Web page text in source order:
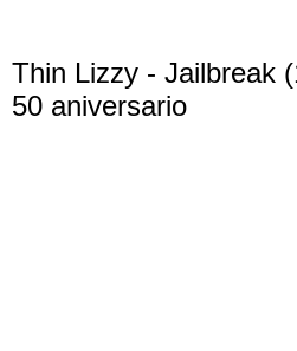
Thin Lizzy - Jailbreak
50 aniversario